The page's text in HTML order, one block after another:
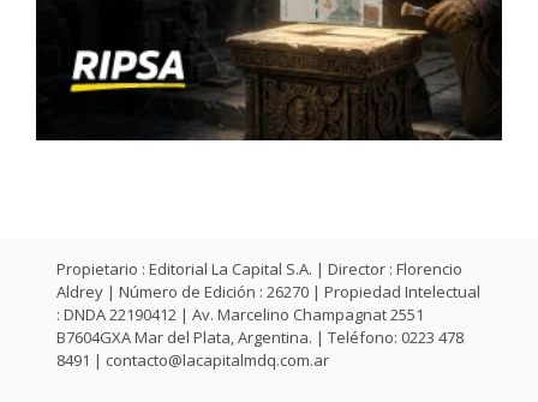
Propietario : Editorial La Capital S.A. | Director : Florencio
Aldrey | Número de Edición : 26270 | Propiedad Intelectual
: DNDA 22190412 | Av. Marcelino Champagnat 2551
B7604GXA Mar del Plata, Argentina. | Teléfono: 0223 478
8491 | contacto@lacapitalmdq.com.ar